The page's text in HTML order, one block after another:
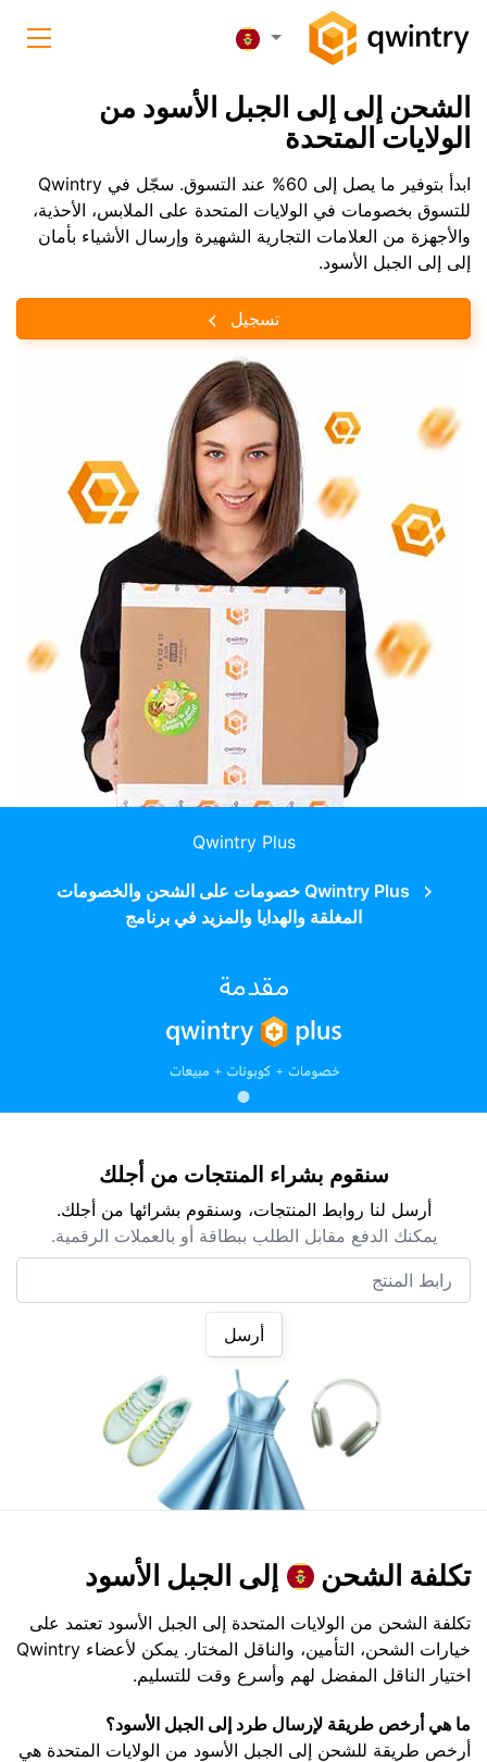
الشحن إلى إلى الجبل الأسود من
الولايات المتحدة
ابدأ بتوفير ما يصل إلى 60% عند التسوق. سجّل في Qwintry
للتسوق بخصومات في الولايات المتحدة على الملابس، الأحذية،
والأجهزة من العلامات التجارية الشهيرة وإرسال الأشياء بأمان
إلى إلى الجبل الأسود.
تسجيل
Qwintry Plus
Qwintry Plus خصومات على الشحن والخصومات
المغلقة والهدايا والمزيد في برنامج
سنقوم بشراء المنتجات من أجلك
أرسل لنا روابط المنتجات، وسنقوم بشرائها من أجلك.
يمكنك الدفع مقابل الطلب ببطاقة أو بالعملات الرقمية.
أرسل
تكلفة الشحن إلى الجبل الأسود
تكلفة الشحن من الولايات المتحدة إلى الجبل الأسود تعتمد على
خيارات الشحن، التأمين، والناقل المختار. يمكن لأعضاء Qwintry
اختيار الناقل المفضل لهم وأسرع وقت للتسليم.
ما هي أرخص طريقة لإرسال طرد إلى الجبل الأسود؟
أرخص طريقة للشحن إلى الجبل الأسود من الولايات المتحدة هي